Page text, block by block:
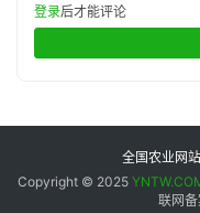
登录后才能评论
全国农业网
Copyright © 2025
联网